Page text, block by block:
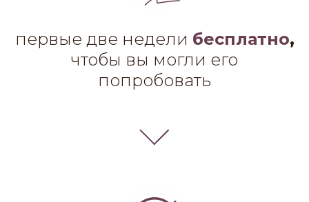
первые две недели бесплатно,
чтобы вы могли его
попробовать